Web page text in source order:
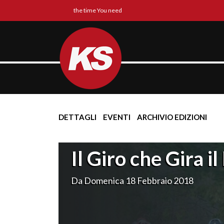
the time You need
DETTAGLI EVENTI ARCHIVIO EDIZIONI
Il Giro che Gira il
Da Domenica 18 Febbraio 2018